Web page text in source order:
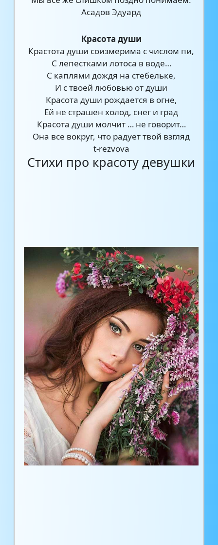
Асадов Эдуард
Красота души
Крастота души соизмерима с числом пи,
С лепестками лотоса в воде…
С каплями дождя на стебельке,
И с твоей любовью от души
Красота души рождается в огне,
Ей не страшен холод, снег и град
Красота души молчит … не говорит…
Она все вокруг, что радует твой взгляд
t-rezvova
Стихи про красоту девушки